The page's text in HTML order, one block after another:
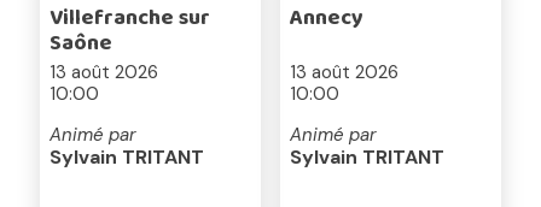
Villefranche sur
Saône
13 août 2026
10:00
Animé par
Sylvain TRITANT
Annecy
13 août 2026
10:00
Animé par
Sylvain TRITANT